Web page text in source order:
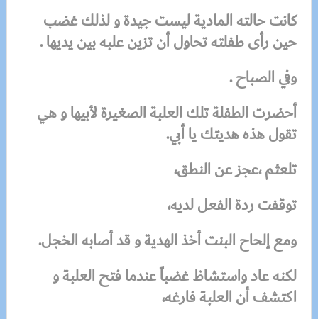
كانت حالته المادية ليست جيدة و لذلك غضب
حين رأى طفلته تحاول أن تزين علبه بين يديها .
وفي الصباح .
أحضرت الطفلة تلك العلبة الصغيرة لأبيها و هي
تقول هذه هديتك يا أبي.
تلعثم ،عجز عن النطق،
توقفت ردة الفعل لديه،
ومع إلحاح البنت أخذ الهدية و قد أصابه الخجل.
لكنه عاد واستشاظ غضباً عندما فتح العلبة و
اكتشف أن العلبة فارغه،